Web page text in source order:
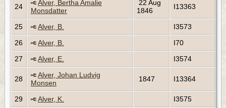
24
Alver, Bertha Amalie
Monsdatter
22 Aug
1846
I13363
25 Alver, B.
I3573
26
Alver, B.
I70
27
Alver, E. I3574
28
Alver, Johan Ludvig
Monsen
1847 I13364
29 Alver, K.
I3575